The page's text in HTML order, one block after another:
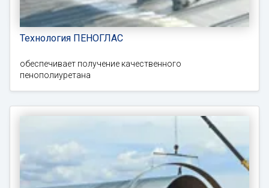
Технология ПЕНОГЛАС
обеспечивает получение качественного
пенополиуретана